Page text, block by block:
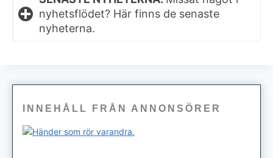
nyhetsflödet? Här finns de senaste
nyheterna.
INNEHÅLL FRÅN ANNONSÖRER